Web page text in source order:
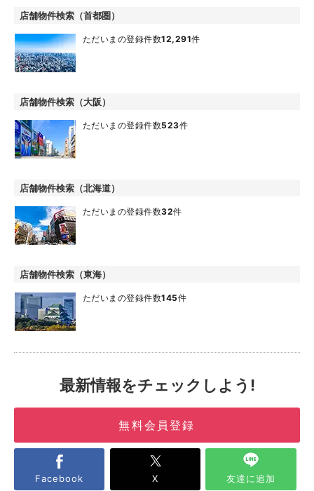
店舗物件検索（首都圏）
ただいまの登録件数12,291件
店舗物件検索（大阪）
ただいまの登録件数523件
店舗物件検索（北海道）
ただいまの登録件数32件
店舗物件検索（東海）
ただいまの登録件数145件
最新情報をチェックしよう!
無料会員登録
Facebook X 友達に追加